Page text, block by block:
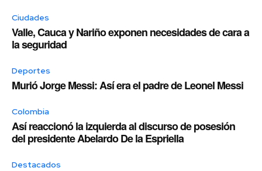
Ciudades
Valle, Cauca y Nariño exponen necesidades de cara a
la seguridad
Deportes
Murió Jorge Messi: Así era el padre de Leonel Messi
Colombia
Así reaccionó la izquierda al discurso de posesión
del presidente Abelardo De la Espriella
Destacados